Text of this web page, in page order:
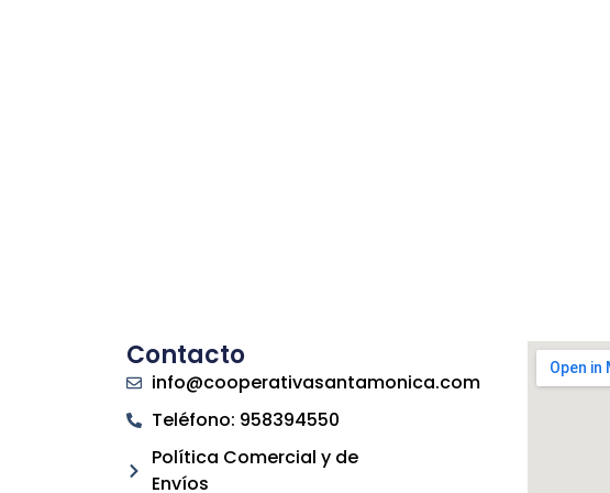
Contacto
info@cooperativasantamonica.com
Teléfono: 958394550
Política Comercial y de
Envíos